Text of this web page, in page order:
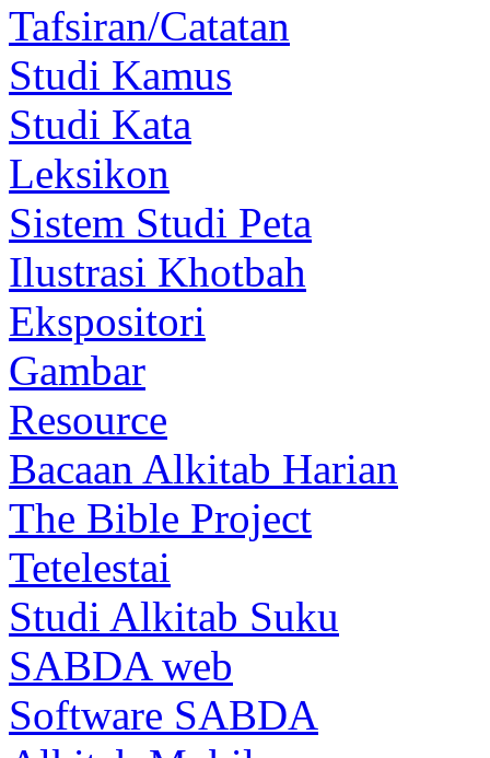
Tafsiran/Catatan
Studi Kamus
Studi Kata
Leksikon
Sistem Studi Peta
Ilustrasi Khotbah
Ekspositori
Gambar
Resource
Bacaan Alkitab Harian
The Bible Project
Tetelestai
Studi Alkitab Suku
SABDA web
Software SABDA